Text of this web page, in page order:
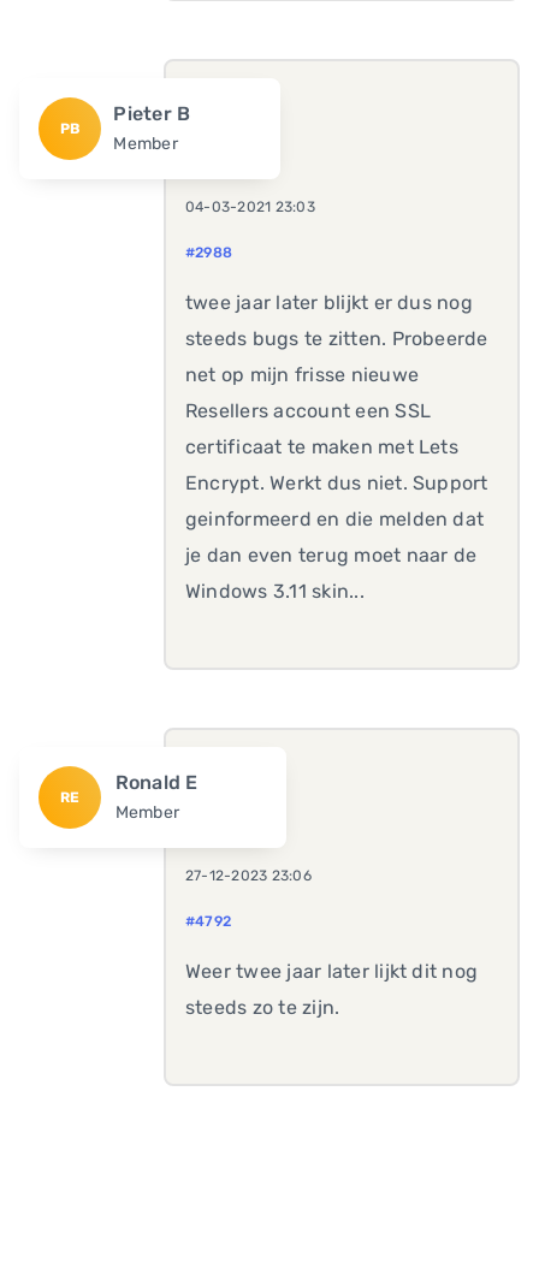
PB
Pieter B
Member
04-03-2021 23:03
#2988
twee jaar later blijkt er dus nog
steeds bugs te zitten. Probeerde
net op mijn frisse nieuwe
Resellers account een SSL
certificaat te maken met Lets
Encrypt. Werkt dus niet. Support
geinformeerd en die melden dat
je dan even terug moet naar de
Windows 3.11 skin...
RE
Ronald E
Member
27-12-2023 23:06
#4792
Weer twee jaar later lijkt dit nog
steeds zo te zijn.